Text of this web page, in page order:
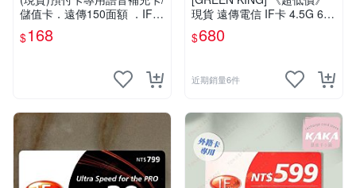
儲值卡．遠傳150面額 ．IF 1
50 [KAKA儲值卡小舖]
$168
現貨 遠傳電信 IF卡 4.5G 698
30天網路吃到飽 儲值卡 網卡
網路儲值卡 上網卡
$680
近期銷量6件